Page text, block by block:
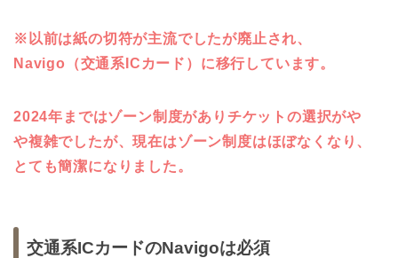
※以前は紙の切符が主流でしたが廃止され、
Navigo（交通系ICカード）に移行しています。
2024年まではゾーン制度がありチケットの選択がや
や複雑でしたが、現在はゾーン制度はほぼなくなり、
とても簡潔になりました。
交通系ICカードのNavigoは必須